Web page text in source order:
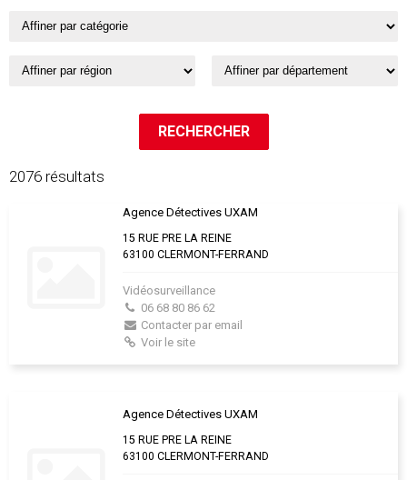
2076 résultats
Agence Détectives UXAM
15 RUE PRE LA REINE
63100 CLERMONT-FERRAND
Vidéosurveillance
06 68 80 86 62
Contacter par email
Voir le site
Agence Détectives UXAM
15 RUE PRE LA REINE
63100 CLERMONT-FERRAND